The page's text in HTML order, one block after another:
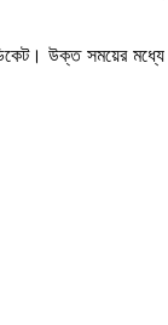
উক্ত সময়ের মধ্যে